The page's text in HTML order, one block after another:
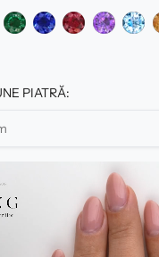
PIATRĂ: